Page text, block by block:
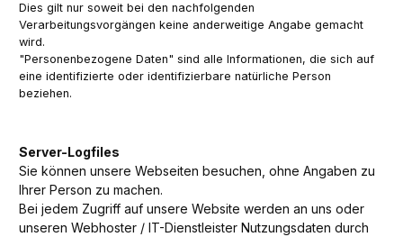
Dies gilt nur soweit bei den nachfolgenden
Verarbeitungsvorgängen keine anderweitige Angabe gemacht
wird.
"Personenbezogene Daten" sind alle Informationen, die sich auf
eine identifizierte oder identifizierbare natürliche Person
beziehen.
Server-Logfiles
Sie können unsere Webseiten besuchen, ohne Angaben zu
Ihrer Person zu machen.
Bei jedem Zugriff auf unsere Website werden an uns oder
unseren Webhoster / IT-Dienstleister Nutzungsdaten durch